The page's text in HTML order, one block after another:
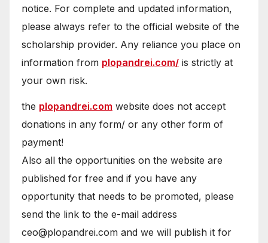
notice. For complete and updated information,
please always refer to the official website of the
scholarship provider. Any reliance you place on
information from plopandrei.com/ is strictly at
your own risk.
the plopandrei.com website does not accept
donations in any form/ or any other form of
payment!
Also all the opportunities on the website are
published for free and if you have any
opportunity that needs to be promoted, please
send the link to the e-mail address
ceo@plopandrei.com and we will publish it for